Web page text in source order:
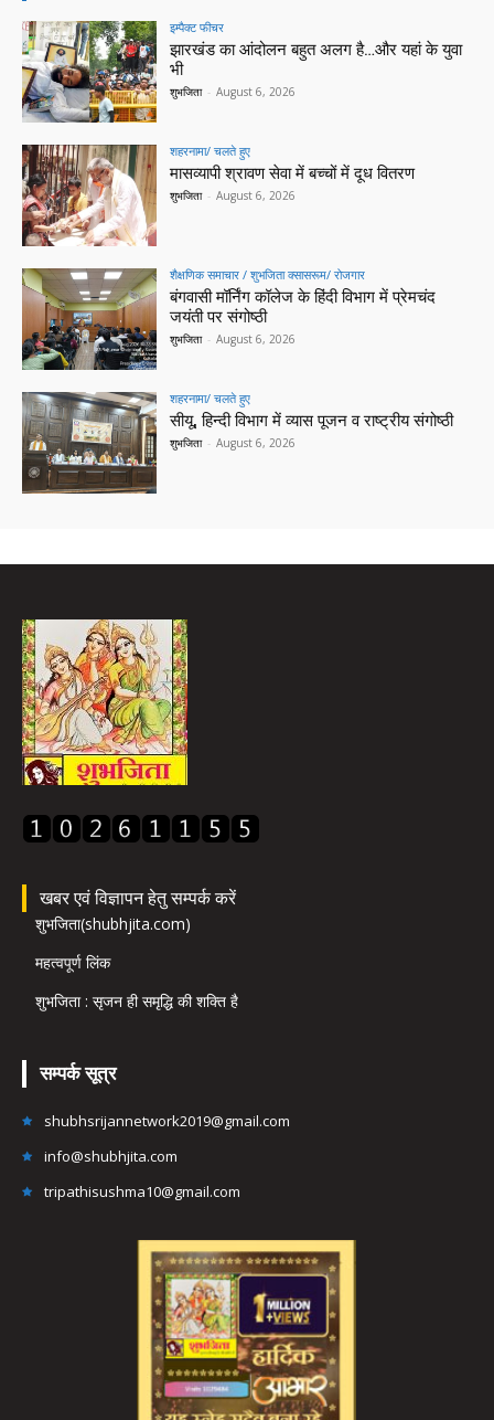
इम्पैक्ट फीचर
झारखंड का आंदोलन बहुत अलग है…और यहां के युवा
भी
शुभजिता - August 6, 2026
शहरनामा/ चलते हुए
मासव्यापी श्रावण सेवा में बच्चों में दूध वितरण
शुभजिता - August 6, 2026
शैक्षणिक समाचार / शुभजिता क्सासरूम/ रोजगार
बंगवासी मॉर्निंग कॉलेज के हिंदी विभाग में प्रेमचंद
जयंती पर संगोष्ठी
शुभजिता - August 6, 2026
शहरनामा/ चलते हुए
सीयू, हिन्दी विभाग में व्यास पूजन व राष्ट्रीय संगोष्ठी
शुभजिता - August 6, 2026
खबर एवं विज्ञापन हेतु सम्पर्क करें
शुभजिता(shubhjita.com)
महत्वपूर्ण लिंक
शुभजिता : सृजन ही समृद्धि की शक्ति है
सम्पर्क सूत्र
shubhsrijannetwork2019@gmail.com
info@shubhjita.com
tripathisushma10@gmail.com